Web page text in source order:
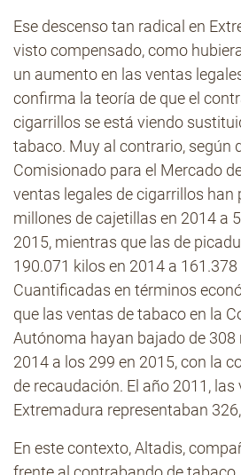
Ese descenso tan radical en
visto compensado, como
un aumento en las ventas
confirma la teoría de que el
cigarrillos se está viendo
tabaco. Muy al contrario, según
Comisionado para el Mercado
ventas legales de cigarrillos han
millones de cajetillas en 2014 a
2015, mientras que las de
190.071 kilos en 2014 a
Cuantificadas en términos
que las ventas de tabaco en la
Autónoma hayan bajado de 308
2014 a los 299 en 2015, con la
de recaudación. El año 2011,
Extremadura representaban
En este contexto, Altadis,